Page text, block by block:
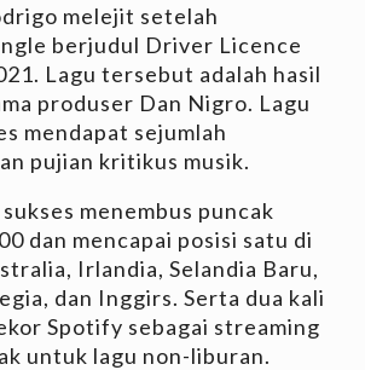
melejit setelah
berjudul Driver Licence
Lagu tersebut adalah hasil
produser Dan Nigro. Lagu
mendapat sejumlah
pujian kritikus musik.
menembus puncak
dan mencapai posisi satu di
Irlandia, Selandia Baru,
dan Inggirs. Serta dua kali
Spotify sebagai streaming
untuk lagu non-liburan.